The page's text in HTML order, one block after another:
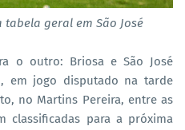
geral em São José
o outro: Briosa e São José
em jogo disputado na tarde
no Martins Pereira, entre as
classificadas para a próxima